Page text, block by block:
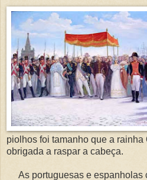
piolhos foi tamanho que a
obrigada a raspar a cabeça.
As portuguesas e espanholas